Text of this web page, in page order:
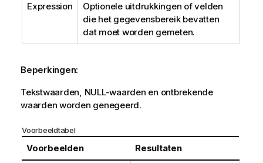
Expression
Optionele uitdrukkingen of velden
die het gegevensbereik bevatten
dat moet worden gemeten.
Beperkingen:
Tekstwaarden, NULL-waarden en ontbrekende
waarden worden genegeerd.
Voorbeeldtabel
Voorbeelden Resultaten